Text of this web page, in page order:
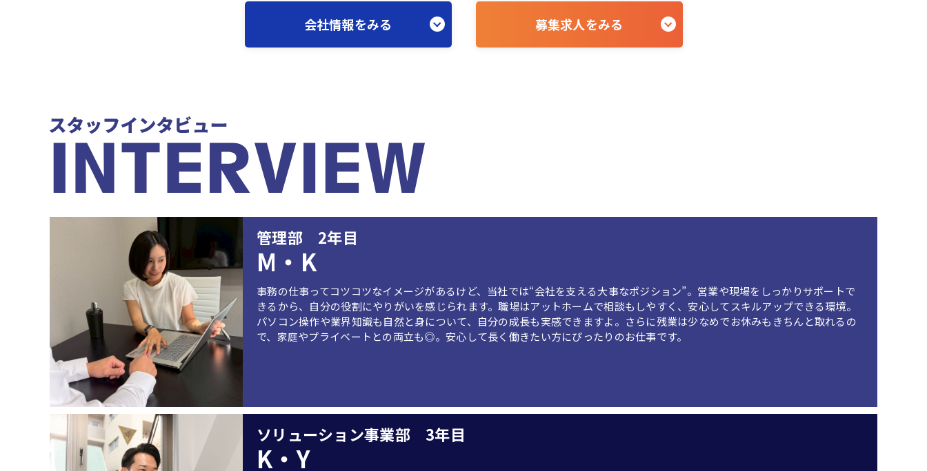
会社情報をみる 募集求人をみる
管理部 2年目
M・K
事務の仕事ってコツコツなイメージがあるけど、当社では“会社を支える大事なポジション”。営業や現場をしっかりサポートで
きるから、自分の役割にやりがいを感じられます。職場はアットホームで相談もしやすく、安心してスキルアップできる環境。
パソコン操作や業界知識も自然と身について、自分の成長も実感できますよ。さらに残業は少なめでお休みもきちんと取れるの
で、家庭やプライベートとの両立も◎。安心して長く働きたい方にぴったりのお仕事です。
ソリューション事業部 3年目
K・Y